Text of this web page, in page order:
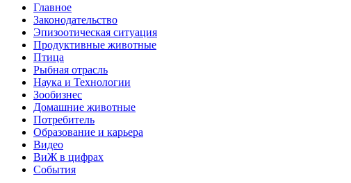
Главное
Законодательство
Эпизоотическая ситуация
Продуктивные животные
Птица
Рыбная отрасль
Наука и Технологии
Зообизнес
Домашние животные
Потребитель
Образование и карьера
Видео
ВиЖ в цифрах
События